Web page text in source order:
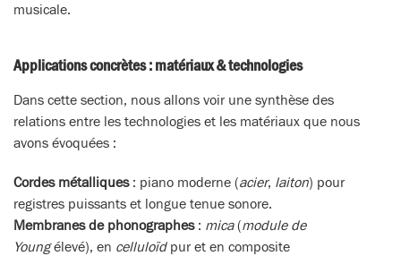
musicale.
Applications concrètes : matériaux & technologies
Dans cette section, nous allons voir une synthèse des
relations entre les technologies et les matériaux que nous
avons évoquées :
Cordes métalliques: piano moderne (acier, laiton) pour
registres puissants et longue tenue sonore.
Membranes de phonographes: mica(module de
Youngélevé), en celluloïdpur et en composite